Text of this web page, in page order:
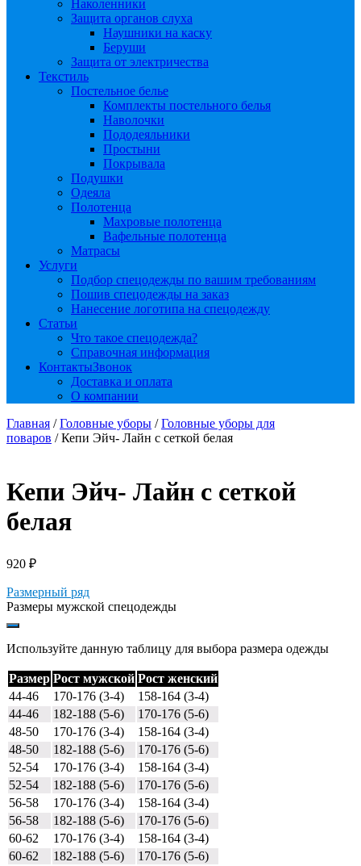
Наколенники
Защита органов слуха
Наушники на каску
Беруши
Защита от электричества
Текстиль
Постельное белье
Комплекты постельного белья
Наволочки
Пододеяльники
Простыни
Покрывала
Подушки
Одеяла
Полотенца
Махровые полотенца
Вафельные полотенца
Матрасы
Услуги
Подбор спецодежды по вашим требованиям
Пошив спецодежды на заказ
Нанесение логотипа на спецодежду
Статьи
Что такое спецодежда?
Справочная информация
КонтактыЗвонок
Доставка и оплата
О компании
Главная /Головные уборы /Головные уборы для
поваров / Кепи Эйч- Лайн с сеткой белая
Кепи Эйч- Лайн с сеткой
белая
920 ₽
Размерный ряд
Размеры мужской спецодежды
Используйте данную таблицу для выбора размера одежды
Размер Рост мужской Рост женский
44-46
170-176 (3-4)
158-164 (3-4)
44-46
182-188 (5-6)
170-176 (5-6)
48-50
170-176 (3-4)
158-164 (3-4)
48-50
182-188 (5-6)
170-176 (5-6)
52-54
170-176 (3-4)
158-164 (3-4)
52-54
182-188 (5-6)
170-176 (5-6)
56-58
170-176 (3-4)
158-164 (3-4)
56-58
182-188 (5-6)
170-176 (5-6)
60-62
170-176 (3-4)
158-164 (3-4)
60-62
182-188 (5-6) 170-176 (5-6)